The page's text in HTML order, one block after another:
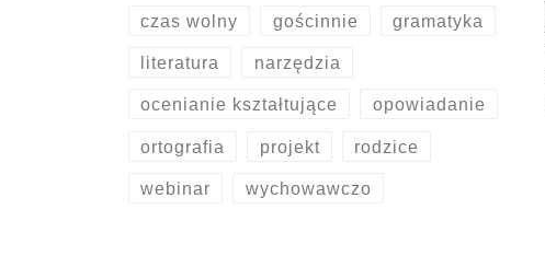
czas wolny gościnnie gramatyka
literatura narzędzia
ocenianie kształtujące opowiadanie
ortografia projekt rodzice
webinar wychowawczo